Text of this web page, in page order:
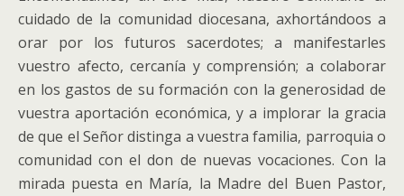
cuidado de la comunidad diocesana, axhortándoos a
orar por los futuros sacerdotes; a manifestarles
vuestro afecto, cercanía y comprensión; a colaborar
en los gastos de su formación con la generosidad de
vuestra aportación económica, y a implorar la gracia
de que el Señor distinga a vuestra familia, parroquia o
comunidad con el don de nuevas vocaciones. Con la
mirada puesta en María, la Madre del Buen Pastor,